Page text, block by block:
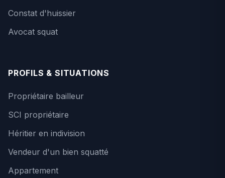
Constat d'huissier
Avocat squat
PROFILS & SITUATIONS
Propriétaire bailleur
SCI propriétaire
Héritier en indivision
Vendeur d'un bien squatté
Appartement